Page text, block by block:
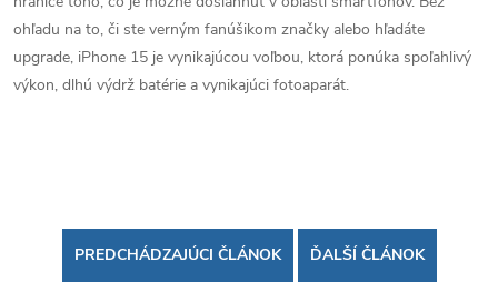
ohľadu na to, či ste verným fanúšikom značky alebo hľadáte
upgrade, iPhone 15 je vynikajúcou voľbou, ktorá ponúka spoľahlivý
výkon, dlhú výdrž batérie a vynikajúci fotoaparát.
PREDCHÁDZAJÚCI ČLÁNOK ĎALŠÍ ČLÁNOK